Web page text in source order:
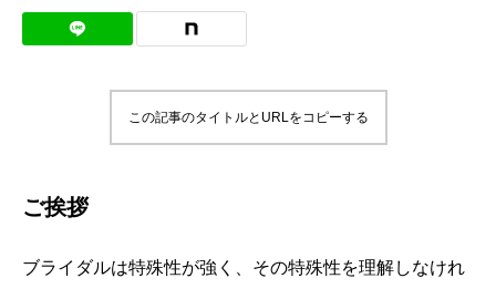
この記事のタイトルとURLをコピーする
ご挨拶
ブライダルは特殊性が強く、その特殊性を理解しなけれ